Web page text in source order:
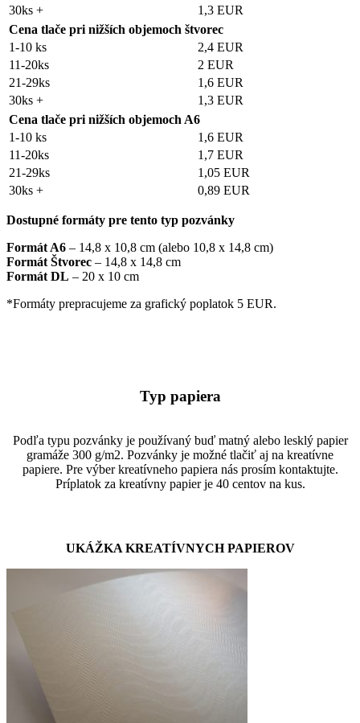
30ks +
1,3 EUR
Cena tlače pri nižších objemoch štvorec
1-10 ks
2,4 EUR
11-20ks
2 EUR
21-29ks
1,6 EUR
30ks +
1,3 EUR
Cena tlače pri nižších objemoch A6
1-10 ks
1,6 EUR
11-20ks
1,7 EUR
21-29ks
1,05 EUR
30ks +
0,89 EUR
Dostupné formáty pre tento typ pozvánky
Formát A6 – 14,8 x 10,8 cm (alebo 10,8 x 14,8 cm)
Formát Štvorec – 14,8 x 14,8 cm
Formát DL – 20 x 10 cm
*Formáty prepracujeme za grafický poplatok 5 EUR.
Typ papiera
Podľa typu pozvánky je používaný buď matný alebo lesklý papier
gramáže 300 g/m2. Pozvánky je možné tlačiť aj na kreatívne
papiere. Pre výber kreatívneho papiera nás prosím kontaktujte.
Príplatok za kreatívny papier je 40 centov na kus.
UKÁŽKA KREATÍVNYCH PAPIEROV